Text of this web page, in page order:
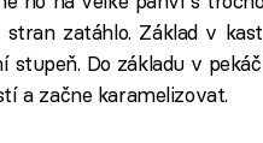
stran zatáhlo. Základ v
stupeň. Do základu v
a začne karamelizovat.